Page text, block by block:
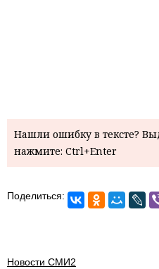
Нашли ошибку в тексте?
нажмите: Ctrl+Enter
Поделиться:
Новости СМИ2